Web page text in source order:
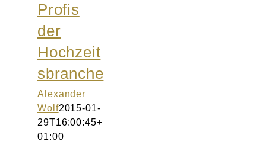
Profis
der
Hochzeit
sbranche
Alexander
Wolf2015-01-
29T16:00:45+
01:00